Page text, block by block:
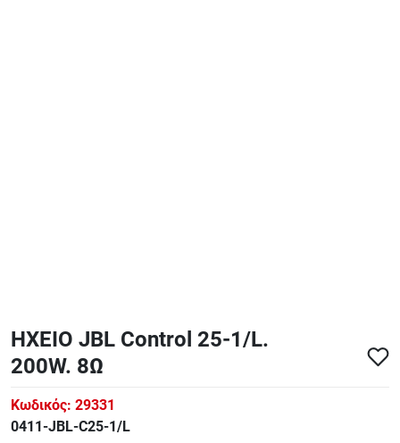
ΗΧΕΙΟ JBL Control 25-1/L.
200W. 8Ω
Κωδικός: 29331
0411-JBL-C25-1/L